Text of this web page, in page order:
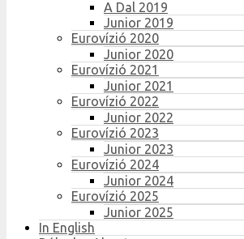
A Dal 2019
Junior 2019
Eurovízió 2020
Junior 2020
Eurovízió 2021
Junior 2021
Eurovízió 2022
Junior 2022
Eurovízió 2023
Junior 2023
Eurovízió 2024
Junior 2024
Eurovízió 2025
Junior 2025
In English